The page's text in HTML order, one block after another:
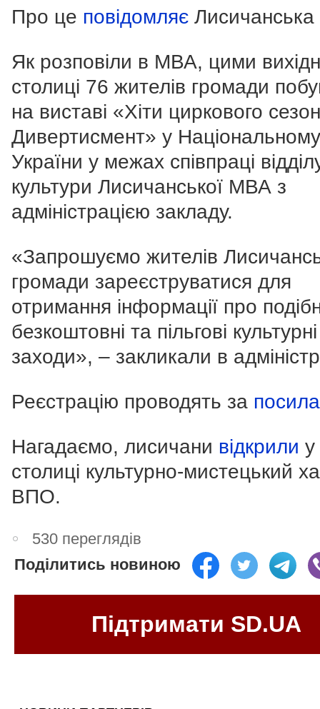
Про це повідомляє
Як розповіли в МВА, цими
столиці 76 жителів громади
на виставі «Хіти циркового
Дивертисмент» у
України у межах співпраці
культури Лисичанської МВА з
адміністрацією закладу.
«Запрошуємо жителів
громади зареєструватися для
отримання інформації про
безкоштовні та пільгові культурні
заходи», – закликали в
Реєстрацію проводять за
Нагадаємо, лисичани відкрили у
столиці культурно-мистецький
ВПО.
530 переглядів
Поділитись новиною
Підтримати SD.UA